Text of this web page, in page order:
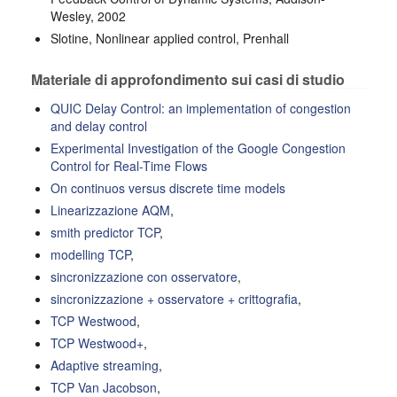
Wesley, 2002
Slotine, Nonlinear applied control, Prenhall
Materiale di approfondimento sui casi di studio
QUIC Delay Control: an implementation of congestion
and delay control
Experimental Investigation of the Google Congestion
Control for Real-Time Flows
On continuos versus discrete time models
Linearizzazione AQM,
smith predictor TCP,
modelling TCP,
sincronizzazione con osservatore,
sincronizzazione + osservatore + crittografia,
TCP Westwood,
TCP Westwood+,
Adaptive streaming,
TCP Van Jacobson,